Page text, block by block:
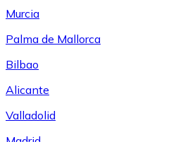
Murcia
Palma de Mallorca
Bilbao
Alicante
Valladolid